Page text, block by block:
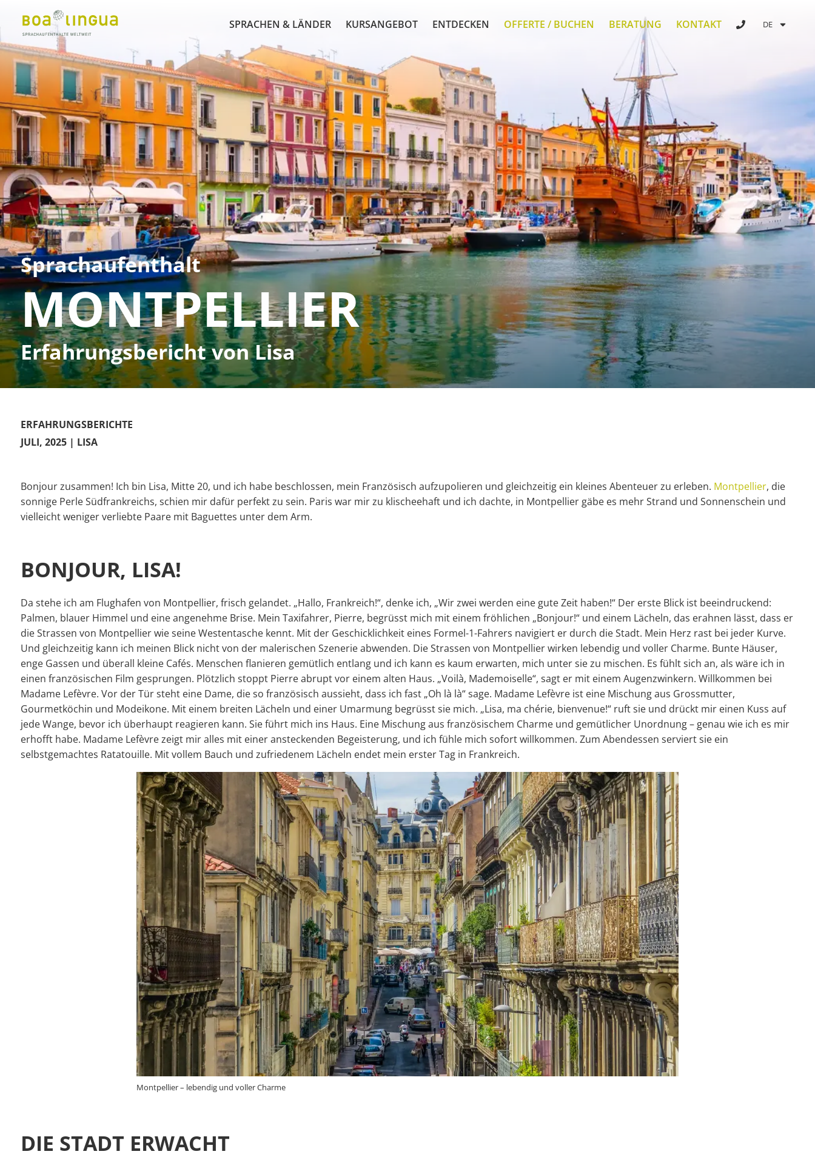
SPRACHEN & LÄNDER KURSANGEBOT ENTDECKEN OFFERTE / BUCHEN BERATUNG KONTAKT DE
Sprachaufenthalt
MONTPELLIER
Erfahrungsbericht von Lisa
ERFAHRUNGSBERICHTE
JULI, 2025 | LISA
Bonjour zusammen! Ich bin Lisa, Mitte 20, und ich habe beschlossen, mein Französisch aufzupolieren und gleichzeitig ein kleines Abenteuer zu erleben. Montpellier, die
sonnige Perle Südfrankreichs, schien mir dafür perfekt zu sein. Paris war mir zu klischeehaft und ich dachte, in Montpellier gäbe es mehr Strand und Sonnenschein und
vielleicht weniger verliebte Paare mit Baguettes unter dem Arm.
BONJOUR, LISA!
Da stehe ich am Flughafen von Montpellier, frisch gelandet. „Hallo, Frankreich!“, denke ich, „Wir zwei werden eine gute Zeit haben!“ Der erste Blick ist beeindruckend:
Palmen, blauer Himmel und eine angenehme Brise. Mein Taxifahrer, Pierre, begrüsst mich mit einem fröhlichen „Bonjour!“ und einem Lächeln, das erahnen lässt, dass er
die Strassen von Montpellier wie seine Westentasche kennt. Mit der Geschicklichkeit eines Formel-1-Fahrers navigiert er durch die Stadt. Mein Herz rast bei jeder Kurve.
Und gleichzeitig kann ich meinen Blick nicht von der malerischen Szenerie abwenden. Die Strassen von Montpellier wirken lebendig und voller Charme. Bunte Häuser,
enge Gassen und überall kleine Cafés. Menschen flanieren gemütlich entlang und ich kann es kaum erwarten, mich unter sie zu mischen. Es fühlt sich an, als wäre ich in
einen französischen Film gesprungen. Plötzlich stoppt Pierre abrupt vor einem alten Haus. „Voilà, Mademoiselle“, sagt er mit einem Augenzwinkern. Willkommen bei
Madame Lefèvre. Vor der Tür steht eine Dame, die so französisch aussieht, dass ich fast „Oh là là“ sage. Madame Lefèvre ist eine Mischung aus Grossmutter,
Gourmetköchin und Modeikone. Mit einem breiten Lächeln und einer Umarmung begrüsst sie mich. „Lisa, ma chérie, bienvenue!“ ruft sie und drückt mir einen Kuss auf
jede Wange, bevor ich überhaupt reagieren kann. Sie führt mich ins Haus. Eine Mischung aus französischem Charme und gemütlicher Unordnung – genau wie ich es mir
erhofft habe. Madame Lefèvre zeigt mir alles mit einer ansteckenden Begeisterung, und ich fühle mich sofort willkommen. Zum Abendessen serviert sie ein
selbstgemachtes Ratatouille. Mit vollem Bauch und zufriedenem Lächeln endet mein erster Tag in Frankreich.
Montpellier – lebendig und voller Charme
DIE STADT ERWACHT